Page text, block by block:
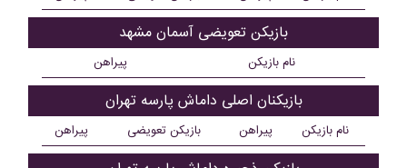
بازیکن تعویضی آسمان مشهد
نام بازیکن پیراهن
بازیکنان اصلی داماش پارسه تهران
نام بازیکن پیراهن بازیکن تعویضی پیراهن